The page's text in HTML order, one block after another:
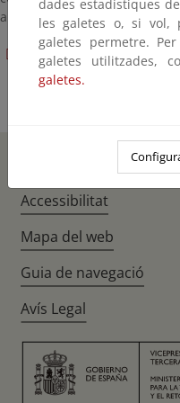
autorización de instalaciones
Procedimiento de cobro
dades estadístiques
les galetes o, si vol,
galetes permetre.
galetes utilitzades,
galetes.
Accessibilitat
Mapa del web
Guia de navegació
Avís Legal